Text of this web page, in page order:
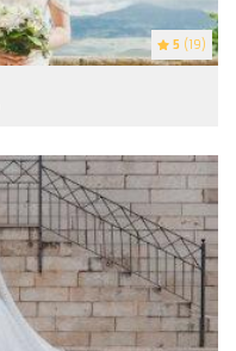
5 (19)